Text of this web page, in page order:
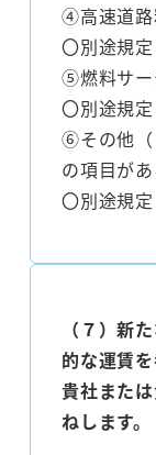
④高速道路
〇別途
⑤燃料サー
〇別途
⑥その
の項目が
〇別途
（７）新
的な運賃
貴社また
ねします。